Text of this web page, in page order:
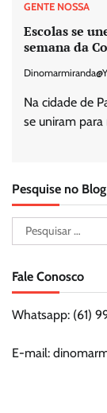
GENTE NOSSA
Escolas se
semana da
Na cidade de
se uniram
Pesquise no Blog
Pesquisar
por:
Fale Conosco
Whatsapp: (61)
E-mail: